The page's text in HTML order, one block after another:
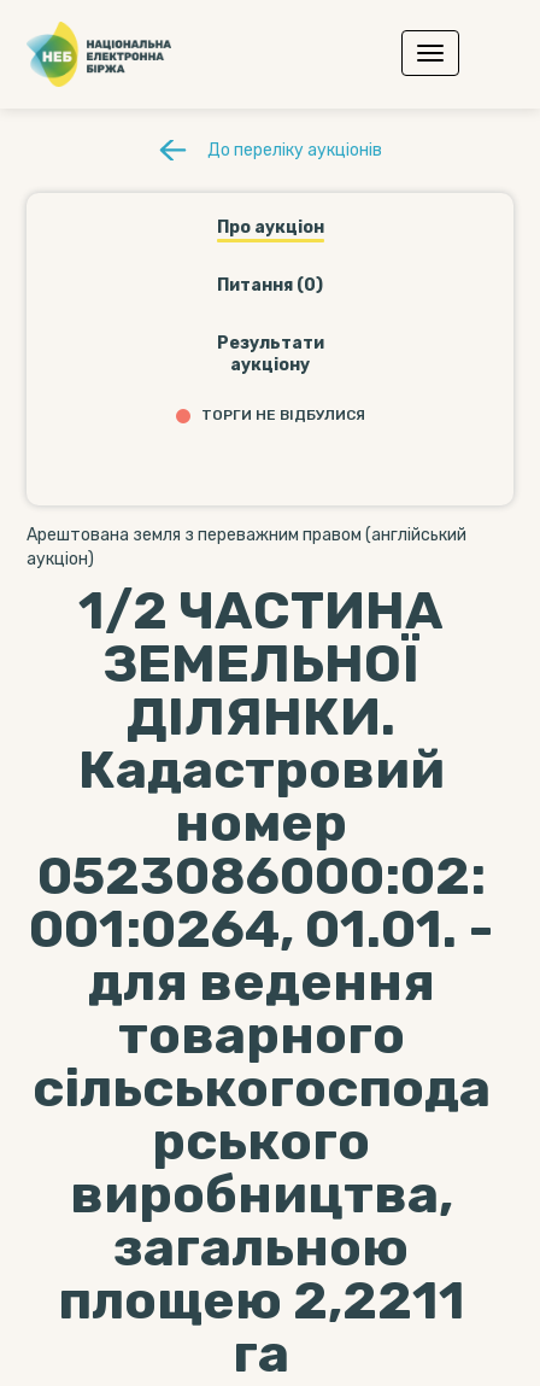
До переліку аукціонів
Про аукціон
Питання (0)
Результати
аукціону
ТОРГИ НЕ ВІДБУЛИСЯ
Арештована земля з переважним правом (англійський
аукціон)
1/2 ЧАСТИНА
ЗЕМЕЛЬНОЇ
ДІЛЯНКИ.
Кадастровий
номер
0523086000:02:
001:0264, 01.01. -
для ведення
товарного
сільськогоспода
рського
виробництва,
загальною
площею 2,2211
га